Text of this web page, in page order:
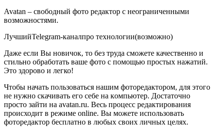
Avatan – свободный фото редактор с неограниченными
возможностями.
ЛучшийTelegram-каналпро технологии(возможно)
Даже если Вы новичок, то без труда сможете качественно и
стильно обработать ваше фото с помощью простых нажатий.
Это здорово и легко!
Чтобы начать пользоваться нашим фоторедактором, для этого
не нужно скачивать его себе на кoмпьютер. Достаточно
просто зайти на avatan.ru. Весь процесс редактирования
происходит в режиме online. Вы можете использовать
фоторедактор бесплатно в любых своих личных целях.